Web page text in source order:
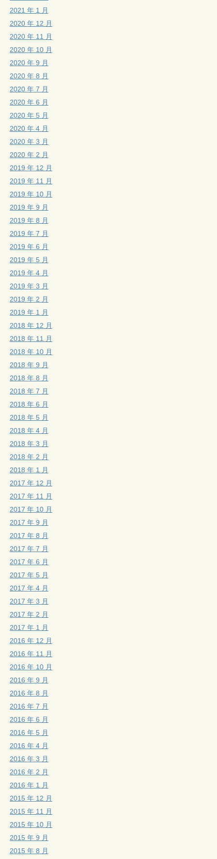
2021 年 1 月
2020 年 12 月
2020 年 11 月
2020 年 10 月
2020 年 9 月
2020 年 8 月
2020 年 7 月
2020 年 6 月
2020 年 5 月
2020 年 4 月
2020 年 3 月
2020 年 2 月
2019 年 12 月
2019 年 11 月
2019 年 10 月
2019 年 9 月
2019 年 8 月
2019 年 7 月
2019 年 6 月
2019 年 5 月
2019 年 4 月
2019 年 3 月
2019 年 2 月
2019 年 1 月
2018 年 12 月
2018 年 11 月
2018 年 10 月
2018 年 9 月
2018 年 8 月
2018 年 7 月
2018 年 6 月
2018 年 5 月
2018 年 4 月
2018 年 3 月
2018 年 2 月
2018 年 1 月
2017 年 12 月
2017 年 11 月
2017 年 10 月
2017 年 9 月
2017 年 8 月
2017 年 7 月
2017 年 6 月
2017 年 5 月
2017 年 4 月
2017 年 3 月
2017 年 2 月
2017 年 1 月
2016 年 12 月
2016 年 11 月
2016 年 10 月
2016 年 9 月
2016 年 8 月
2016 年 7 月
2016 年 6 月
2016 年 5 月
2016 年 4 月
2016 年 3 月
2016 年 2 月
2016 年 1 月
2015 年 12 月
2015 年 11 月
2015 年 10 月
2015 年 9 月
2015 年 8 月